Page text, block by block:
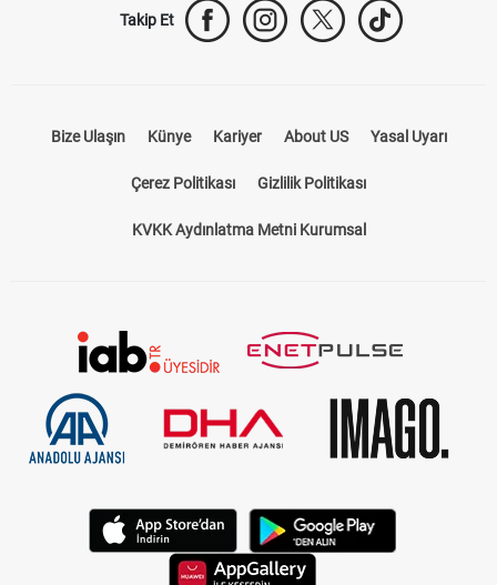
Takip Et
Bize Ulaşın Künye Kariyer About US Yasal Uyarı
Çerez Politikası Gizlilik Politikası
KVKK Aydınlatma Metni Kurumsal